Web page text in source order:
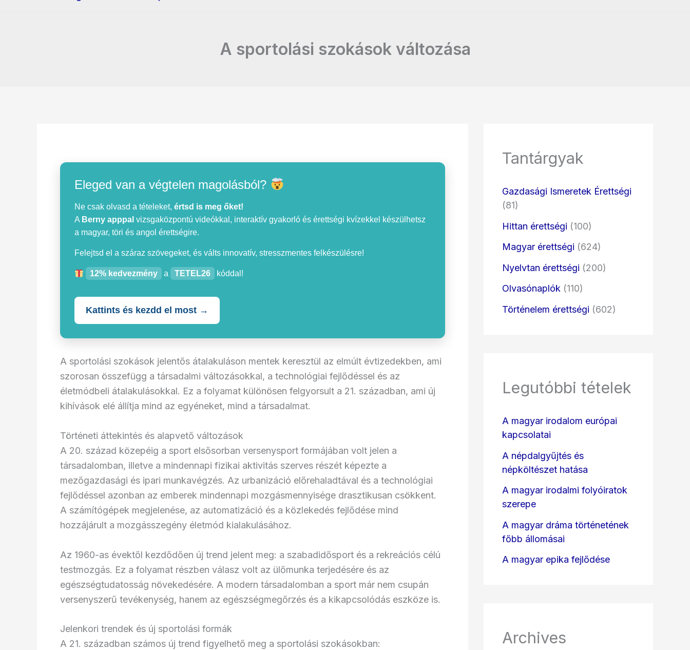
A sportolási szokások változása
Eleged van a végtelen magolásból?
Ne csak olvasd a tételeket, értsd is meg őket!
A Berny apppal vizsgaközpontú videókkal, interaktív gyakorló és érettségi kvízekkel készülhetsz
a magyar, töri és angol érettségire.
Felejtsd el a száraz szövegeket, és válts innovatív, stresszmentes felkészülésre!
12% kedvezmény a TETEL26 kóddal!
Kattints és kezdd el most →
A sportolási szokások jelentős átalakuláson mentek keresztül az elmúlt évtizedekben, ami
szorosan összefügg a társadalmi változásokkal, a technológiai fejlődéssel és az
életmódbeli átalakulásokkal. Ez a folyamat különösen felgyorsult a 21. században, ami új
kihívások elé állítja mind az egyéneket, mind a társadalmat.
Történeti áttekintés és alapvető változások
A 20. század közepéig a sport elsősorban versenysport formájában volt jelen a
társadalomban, illetve a mindennapi fizikai aktivitás szerves részét képezte a
mezőgazdasági és ipari munkavégzés. Az urbanizáció előrehaladtával és a technológiai
fejlődéssel azonban az emberek mindennapi mozgásmennyisége drasztikusan csökkent.
A számítógépek megjelenése, az automatizáció és a közlekedés fejlődése mind
hozzájárult a mozgásszegény életmód kialakulásához.
Az 1960-as évektől kezdődően új trend jelent meg: a szabadidősport és a rekreációs célú
testmozgás. Ez a folyamat részben válasz volt az ülőmunka terjedésére és az
egészségtudatosság növekedésére. A modern társadalomban a sport már nem csupán
versenyszerű tevékenység, hanem az egészségmegőrzés és a kikapcsolódás eszköze is.
Jelenkori trendek és új sportolási formák
A 21. században számos új trend figyelhető meg a sportolási szokásokban:
Tantárgyak
Gazdasági Ismeretek Érettségi
(81)
Hittan érettségi (100)
Magyar érettségi (624)
Nyelvtan érettségi (200)
Olvasónaplók (110)
Történelem érettségi (602)
Legutóbbi tételek
A magyar irodalom európai
kapcsolatai
A népdalgyűjtés és
népköltészet hatása
A magyar irodalmi folyóiratok
szerepe
A magyar dráma történetének
főbb állomásai
A magyar epika fejlődése
Archives